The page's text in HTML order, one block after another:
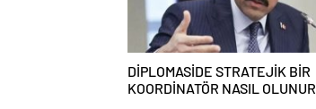
DİPLOMASİDE STRATEJİK BİR
KOORDİNATÖR NASIL OLUNUR